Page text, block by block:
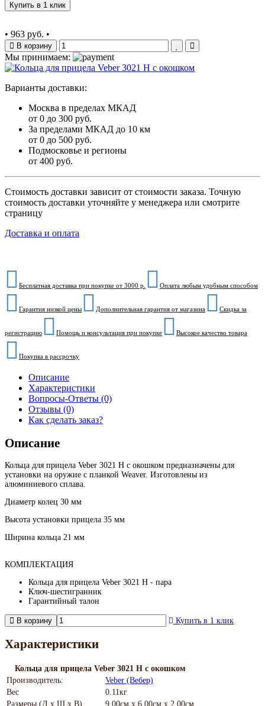
Купить в 1 клик
• 963 руб. •
В корзину
Мы принимаем:
Варианты доставки:
Москва в пределах МКАД
от 0 до 300 руб.
За пределами МКАД до 10 км
от 0 до 500 руб.
Подмосковье и регионы
от 400 руб.
Стоимость доставки зависит от стоимости заказа. Точную
стоимость доставки уточняйте у менеджера или смотрите
страницу
Доставка и оплата
Бесплатная доставка при покупке от 3000 р. Оплата любым удобным способом
Гарантия низкой цены Дополнительная гарантия от магазина Скидка за
регистрацию Помощь и консультация при покупке Высокое качество товара
Покупка в рассрочку
Описание
Характеристики
Вопросы-Ответы (0)
Отзывы (0)
Как сделать заказ?
Описание
Кольца для прицела Veber 3021 H с окошком предназначены для
установки на оружие с планкой Weaver. Изготовлены из
алюминиевого сплава.
Диаметр колец 30 мм
Высота установки прицела 35 мм
Ширина кольца 21 мм
КОМПЛЕКТАЦИЯ
Кольца для прицела Veber 3021 H - пара
Ключ-шестигранник
Гарантийный талон
В корзину Купить в 1 клик
Характеристики
Кольца для прицела Veber 3021 H с окошком
Производитель:
Veber (Вебер)
Вес
0.11кг
Размеры (Д х Ш х В)
9.00см x 6.00см x 2.00см